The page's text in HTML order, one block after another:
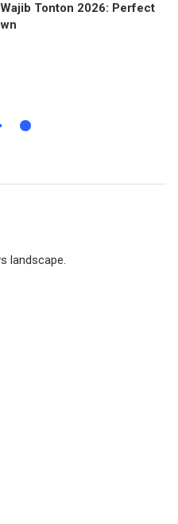
Tonton 2026: Perfect
landscape.